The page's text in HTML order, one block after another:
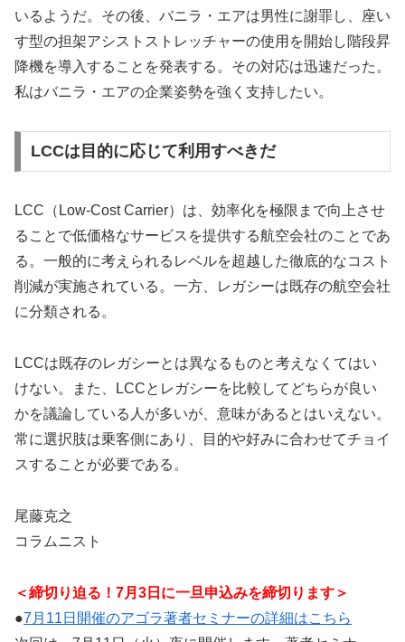
いるようだ。その後、バニラ・エアは男性に謝罪し、座い
す型の担架アシストストレッチャーの使用を開始し階段昇
降機を導入することを発表する。その対応は迅速だった。
私はバニラ・エアの企業姿勢を強く支持したい。
LCCは目的に応じて利用すべきだ
LCC（Low-Cost Carrier）は、効率化を極限まで向上させ
ることで低価格なサービスを提供する航空会社のことであ
る。一般的に考えられるレベルを超越した徹底的なコスト
削減が実施されている。一方、レガシーは既存の航空会社
に分類される。
LCCは既存のレガシーとは異なるものと考えなくてはい
けない。また、LCCとレガシーを比較してどちらが良い
かを議論している人が多いが、意味があるとはいえない。
常に選択肢は乗客側にあり、目的や好みに合わせてチョイ
スすることが必要である。
尾藤克之
コラムニスト
＜締切り迫る！7月3日に一旦申込みを締切ります＞
●7月11日開催のアゴラ著者セミナーの詳細はこちら